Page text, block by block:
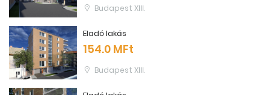
Budapest XIII.
Eladó lakás
154.0 MFt
Budapest XIII.